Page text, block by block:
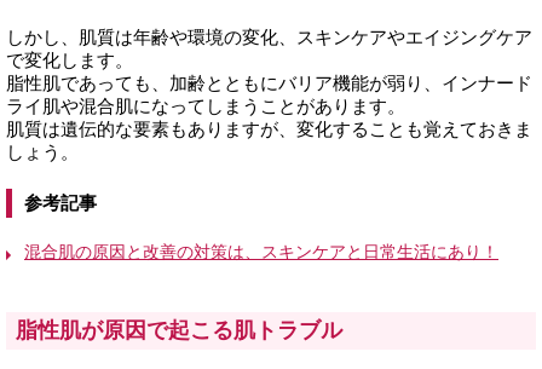
しかし、肌質は年齢や環境の変化、スキンケアやエイジングケア
で変化します。
脂性肌であっても、加齢とともにバリア機能が弱り、インナード
ライ肌や混合肌になってしまうことがあります。
肌質は遺伝的な要素もありますが、変化することも覚えておきま
しょう。
参考記事
混合肌の原因と改善の対策は、スキンケアと日常生活にあり！
脂性肌が原因で起こる肌トラブル